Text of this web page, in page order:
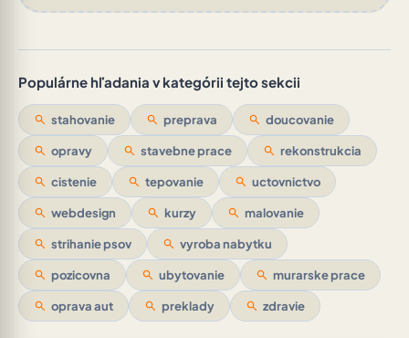
Populárne hľadania v kategórii tejto sekcii
search stahovanie search preprava search doucovanie
search opravy search stavebne prace search rekonstrukcia
search cistenie search tepovanie search uctovnictvo
search webdesign search kurzy search malovanie
search strihanie psov search vyroba nabytku
search pozicovna search ubytovanie search murarske prace
search oprava aut search preklady search zdravie